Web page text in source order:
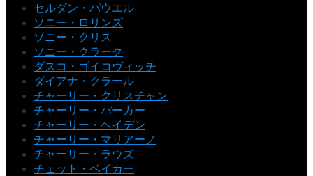
セルダン・パウエル
ソニー・ロリンズ
ソニー・クリス
ソニー・クラーク
ダスコ・ゴイコヴィッチ
ダイアナ・クラール
チャーリー・クリスチャン
チャーリー・パーカー
チャーリー・ヘイデン
チャーリー・マリアーノ
チャーリー・ラウズ
チェット・ベイカー